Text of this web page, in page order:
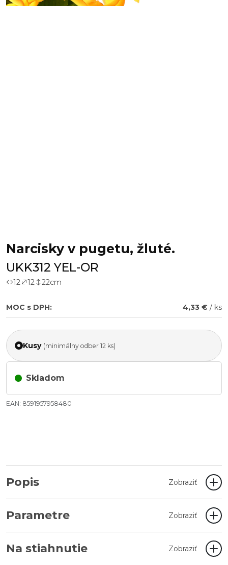
Narcisky v pugetu, žluté.
UKK312 YEL-OR
12 12 22cm
MOC s DPH: 4,33 € / ks
Kusy (minimálny odber 12 ks)
Skladom
EAN: 8591957958480
Popis Zobraziť
Parametre Zobraziť
Na stiahnutie Zobraziť